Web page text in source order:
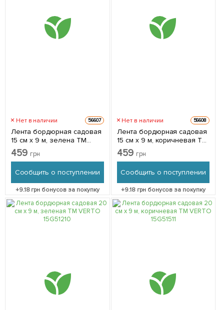
Нет в наличии 56607
Лента бордюрная садовая
15 см x 9 м, зелена ТМ
VERTO 15G511
459 грн
Сообщить о поступлении
+9.18грн бонусов за покупку
Нет в наличии 56608
Лента бордюрная садовая
15 см x 9 м, коричневая ТМ
VERTO 15G514
459 грн
Сообщить о поступлении
+9.18 грн бонусов за покупку